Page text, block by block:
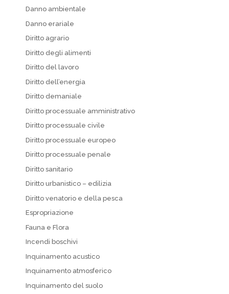
Danno ambientale
Danno erariale
Diritto agrario
Diritto degli alimenti
Diritto del lavoro
Diritto dell’energia
Diritto demaniale
Diritto processuale amministrativo
Diritto processuale civile
Diritto processuale europeo
Diritto processuale penale
Diritto sanitario
Diritto urbanistico – edilizia
Diritto venatorio e della pesca
Espropriazione
Fauna e Flora
Incendi boschivi
Inquinamento acustico
Inquinamento atmosferico
Inquinamento del suolo